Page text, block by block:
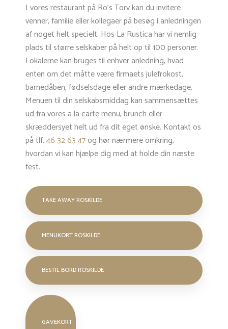
I vores restaurant på Ro's Torv kan du invitere
venner, familie eller kollegaer på besøg i anledningen
af noget helt specielt. Hos La Rustica har vi nemlig
plads til større selskaber på helt op til 100 personer.
Lokalerne kan bruges til enhver anledning, hvad
enten om det måtte være firmaets julefrokost,
barnedåben, fødselsdage eller andre mærkedage.
Menuen til din selskabsmiddag kan sammensættes
ud fra vores a la carte menu, brunch eller
skræddersyet helt ud fra dit eget ønske. Kontakt os
på tlf.46 32 63 47og hør nærmere omkring,
hvordan vi kan hjælpe dig med at holde din næste
fest.
TAKE AWAY ROSKILDE
MENUKORT ROSKILDE
BESTIL BORD ROSKILDE
GAVEKORT